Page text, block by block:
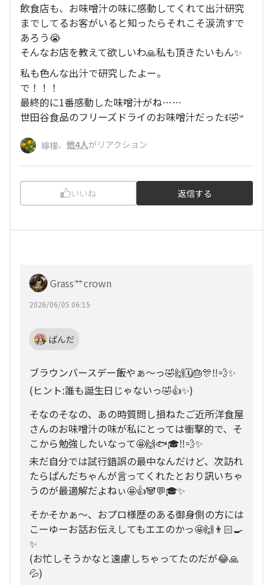
飲食店も、お味噌汁の味に感動してくれて出汁研究
までしてるお客がいると知ったらそれこそ涙流すで
あろう😭
そんなお店を教えて欲しいわ🙏私も頂きたいもん✨
私も色んな出汁で研究したよー。
で！！！
最終的に1番感動した味噌汁がね……
世田谷食品のフリーズドライのお味噌汁だったꉂ🤣𐤔
檸檬、 他4人がリアクション
いいね 返信する
Grass艹crown
2026/06/05 06:15
ぱんだ
ブラウンバースデー飯やぁ〜っ🤣🙌🗓️🎂🎊‼️💨✨
(ヒント:誰も誕生日じゃないっ🤣👍✨)
そなのそなの、あの時質問し損ねたご近所洋食屋
さんのお味噌汁の味が私にとっては衝撃的で、そ
こから勉強したいなって🤩🙌🐟🎓‼️💨✨
未だ自分では試行錯誤の最中なんだけど、次訪れ
たらぱんだちゃんが言ってくれたとおり訊いちゃ
うのが最適解だよねぃ🤩👍🐼💬🎓✨
そかそかぁ〜、おプロ様歴のある御身側の方には
こーゆーお話お伝えしてもエエのかっ🤩🙌👨🏻‍🍳
✨
(お忙しそうかなと遠慮しちゃってたのだが😂🙏
💦)